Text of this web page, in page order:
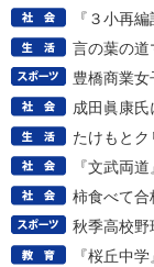
『３小再
言の葉の道
豊橋商業
成田眞康
たけもと
『文武両
柿食べて合
秋季高校野
『桜丘中